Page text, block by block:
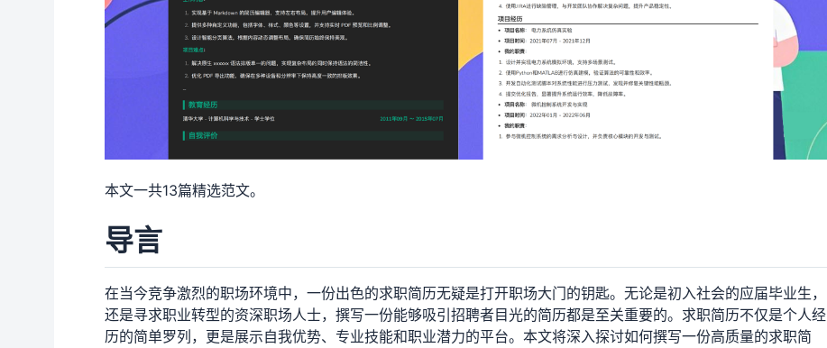
本文一共13篇精选范文。
导言
在当今竞争激烈的职场环境中，一份出色的求职简历无疑是打开职场大门的钥匙。无论是初入社会的应届毕业生，
还是寻求职业转型的资深职场人士，撰写一份能够吸引招聘者目光的简历都是至关重要的。求职简历不仅是个人经
历的简单罗列，更是展示自我优势、专业技能和职业潜力的平台。本文将深入探讨如何撰写一份高质量的求职简